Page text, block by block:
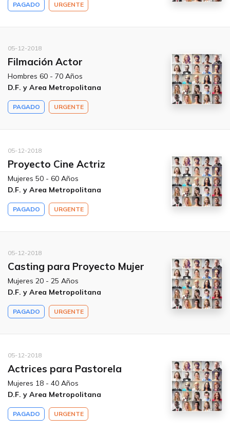
PAGADO URGENTE
05-12-2018
Filmación Actor
Hombres 60 - 70 Años
D.F. y Area Metropolitana
PAGADO URGENTE
05-12-2018
Proyecto Cine Actriz
Mujeres 50 - 60 Años
D.F. y Area Metropolitana
PAGADO URGENTE
05-12-2018
Casting para Proyecto Mujer
Mujeres 20 - 25 Años
D.F. y Area Metropolitana
PAGADO URGENTE
05-12-2018
Actrices para Pastorela
Mujeres 18 - 40 Años
D.F. y Area Metropolitana
PAGADO URGENTE